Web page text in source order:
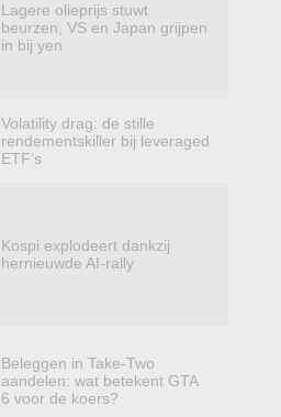
Lagere olieprijs stuwt
beurzen, VS en Japan grijpen
in bij yen
Volatility drag: de stille
rendementskiller bij leveraged
ETF’s
Kospi explodeert dankzij
hernieuwde AI-rally
Beleggen in Take-Two
aandelen: wat betekent GTA
6 voor de koers?